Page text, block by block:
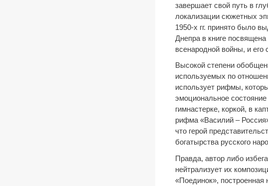
завершает свой путь в
локализации сюжетных
1950-х гг. принято было
Днепра в книге
всенародной войны, и его
Высокой степени
используемых по
использует рифмы,
эмоциональное состояние
гимнастерке, коркой, в
рифма «Василий –
что герой
богатырства русского
Правда, автор либо
нейтрализует их
«Поединок»,